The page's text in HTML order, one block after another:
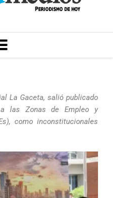
MENU
La Gaceta, salió publicado
las Zonas de Empleo y
como inconstitucionales